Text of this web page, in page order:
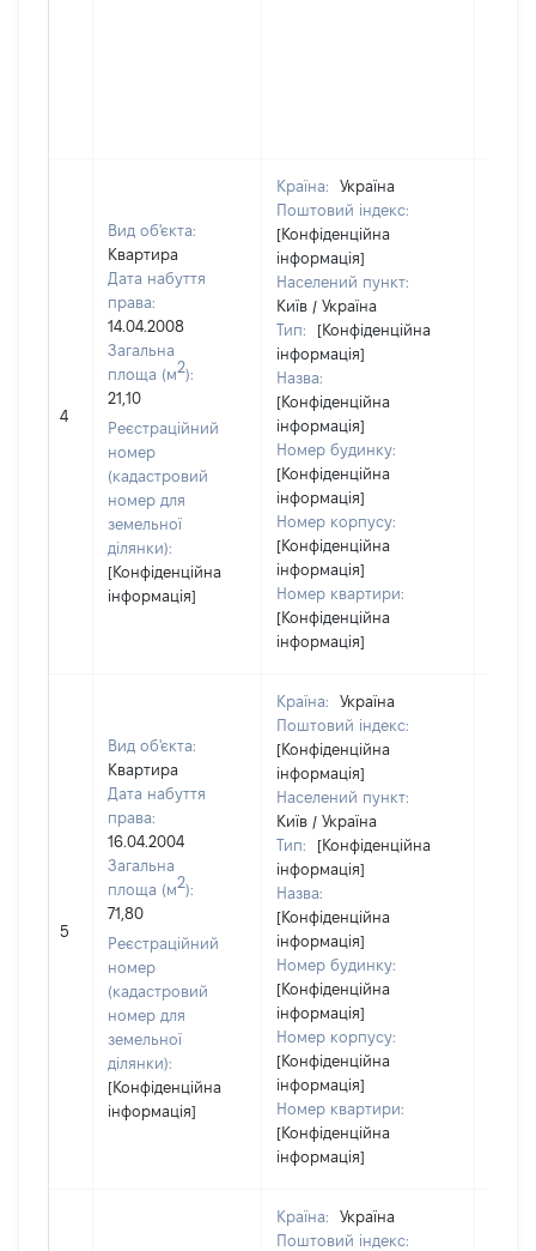
4
Вид об'єкта:
Квартира
Дата набуття
права:
14.04.2008
Загальна
площа (м2):
21,10
Реєстраційний
номер
(кадастровий
номер для
земельної
ділянки):
[Конфіденційна
інформація]
Країна:
Україна
Поштовий індекс:
[Конфіденційна
інформація]
Населений пункт:
Київ / Україна
Тип:
[Конфіденційна
інформація]
Назва:
[Конфіденційна
інформація]
Номер будинку:
[Конфіденційна
інформація]
Номер корпусу:
[Конфіденційна
інформація]
Номер квартири:
[Конфіденційна
інформація]
5
Вид об'єкта:
Квартира
Дата набуття
права:
16.04.2004
Загальна
площа (м2):
71,80
Реєстраційний
номер
(кадастровий
номер для
земельної
ділянки):
[Конфіденційна
інформація]
Країна:
Україна
Поштовий індекс:
[Конфіденційна
інформація]
Населений пункт:
Київ / Україна
Тип:
[Конфіденційна
інформація]
Назва:
[Конфіденційна
інформація]
Номер будинку:
[Конфіденційна
інформація]
Номер корпусу:
[Конфіденційна
інформація]
Номер квартири:
[Конфіденційна
інформація]
Країна:
Україна
Поштовий індекс: